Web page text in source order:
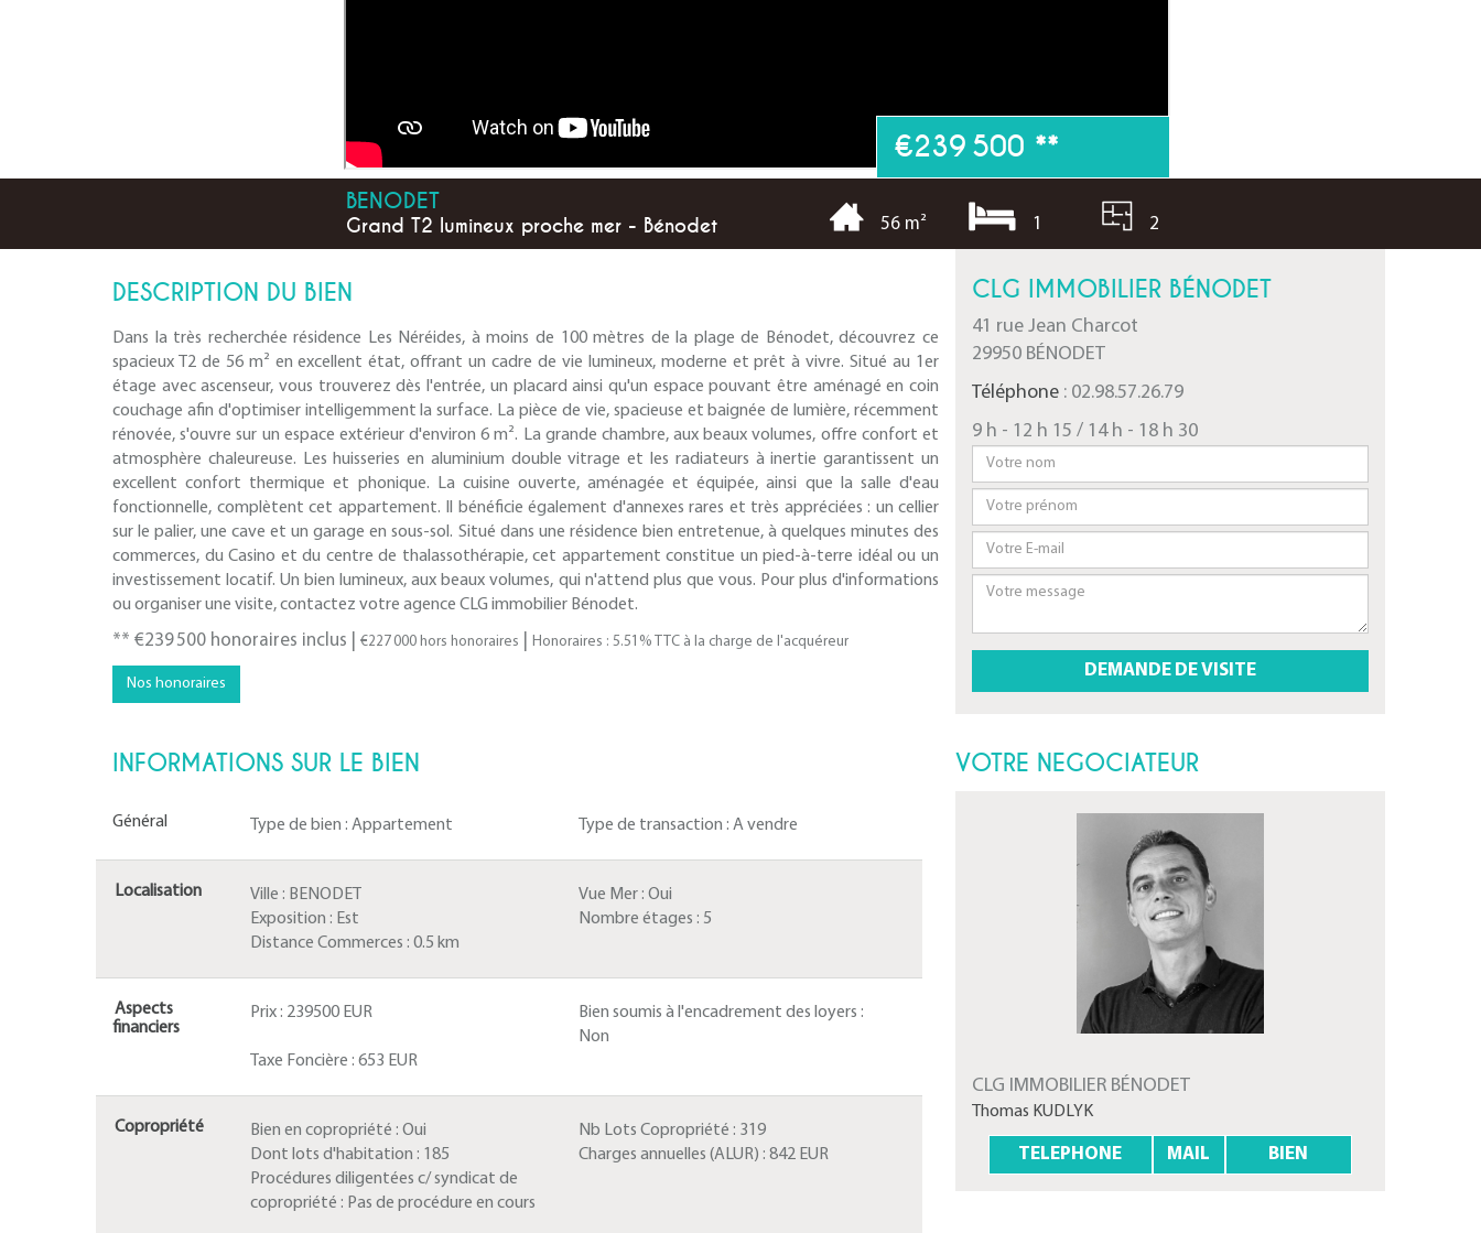
€239 500 **
BENODET
Grand T2 lumineux proche mer - Bénodet 56 m² 1 2
DESCRIPTION DU BIEN
Dans la très recherchée résidence Les Néréides, à moins de 100 mètres de la plage de Bénodet, découvrez ce
spacieux T2 de 56 m² en excellent état, offrant un cadre de vie lumineux, moderne et prêt à vivre. Situé au 1er
étage avec ascenseur, vous trouverez dès l'entrée, un placard ainsi qu'un espace pouvant être aménagé en coin
couchage afin d'optimiser intelligemment la surface. La pièce de vie, spacieuse et baignée de lumière, récemment
rénovée, s'ouvre sur un espace extérieur d'environ 6 m². La grande chambre, aux beaux volumes, offre confort et
atmosphère chaleureuse. Les huisseries en aluminium double vitrage et les radiateurs à inertie garantissent un
excellent confort thermique et phonique. La cuisine ouverte, aménagée et équipée, ainsi que la salle d'eau
fonctionnelle, complètent cet appartement. Il bénéficie également d'annexes rares et très appréciées : un cellier
sur le palier, une cave et un garage en sous-sol. Situé dans une résidence bien entretenue, à quelques minutes des
commerces, du Casino et du centre de thalassothérapie, cet appartement constitue un pied-à-terre idéal ou un
investissement locatif. Un bien lumineux, aux beaux volumes, qui n'attend plus que vous. Pour plus d'informations
ou organiser une visite, contactez votre agence CLG immobilier Bénodet.
** €239 500 honoraires inclus €227 000 hors honoraires Honoraires : 5.51% TTC à la charge de l'acquéreur
Nos honoraires
INFORMATIONS SUR LE BIEN
Général Type de bien : Appartement Type de transaction : A vendre
Localisation Ville : BENODET Vue Mer : Oui
Exposition : Est Nombre étages : 5
Distance Commerces : 0.5 km
Aspects
financiers
Prix : 239500 EUR
Bien soumis à l'encadrement des loyers :
Non
Taxe Foncière : 653 EUR
Copropriété Bien en copropriété : Oui Nb Lots Copropriété : 319
Dont lots d'habitation : 185 Charges annuelles (ALUR) : 842 EUR
Procédures diligentées c/ syndicat de
copropriété : Pas de procédure en cours
CLG IMMOBILIER BÉNODET
41 rue Jean Charcot
29950 BÉNODET
Téléphone : 02.98.57.26.79
9 h - 12 h 15 / 14 h - 18 h 30
VOTRE NEGOCIATEUR
CLG IMMOBILIER BÉNODET
Thomas KUDLYK
TELEPHONE MAIL BIEN